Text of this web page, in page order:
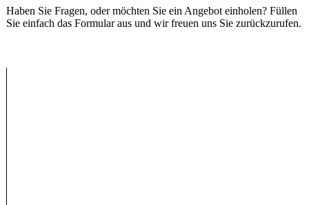
Haben Sie Fragen, oder möchten Sie ein Angebot einholen? Füllen
Sie einfach das Formular aus und wir freuen uns Sie zurückzurufen.